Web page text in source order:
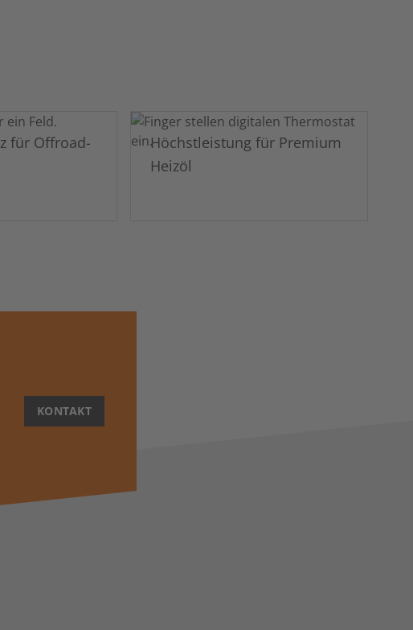
für Offroad-
Höchstleistung für Premium
Heizöl
KONTAKT